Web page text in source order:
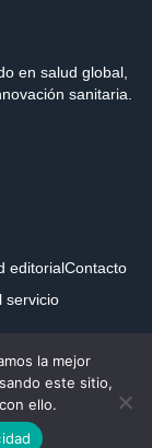
en salud global,
sanitaria.
editorialContacto
servicio
Desarrollado con
la mejor
este sitio,
ello.